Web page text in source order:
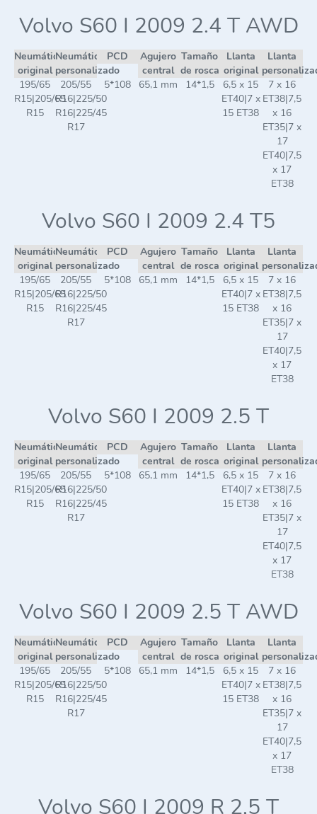
Volvo S60 I 2009 2.4 T AWD
Neumático
original
Neumático
personalizado
PCD
Agujero
central
Tamaño
de rosca
Llanta
original
Llanta
195/65
R15|205/65
R15
205/55
R16|225/50
R16|225/45
R17
5*108 65,1 mm 14*1,5
6,5 x 15
ET40|7 x
15 ET38
7 x 16
ET38|7,5
x 16
ET35|7 x
17
ET40|7,5
x 17
ET38
Volvo S60 I 2009 2.4 T5
Neumático
original
Neumático
personalizado
PCD
Agujero
central
Tamaño
de rosca
Llanta
original
Llanta
195/65
R15|205/65
R15
205/55
R16|225/50
R16|225/45
R17
5*108 65,1 mm 14*1,5
6,5 x 15
ET40|7 x
15 ET38
7 x 16
ET38|7,5
x 16
ET35|7 x
17
ET40|7,5
x 17
ET38
Volvo S60 I 2009 2.5 T
Neumático
original
Neumático
personalizado
PCD
Agujero
central
Tamaño
de rosca
Llanta
original
Llanta
195/65
R15|205/65
R15
205/55
R16|225/50
R16|225/45
R17
5*108 65,1 mm 14*1,5
6,5 x 15
ET40|7 x
15 ET38
7 x 16
ET38|7,5
x 16
ET35|7 x
17
ET40|7,5
x 17
ET38
Volvo S60 I 2009 2.5 T AWD
Neumático
original
Neumático
personalizado
PCD
Agujero
central
Tamaño
de rosca
Llanta
original
Llanta
195/65
R15|205/65
R15
205/55
R16|225/50
R16|225/45
R17
5*108 65,1 mm 14*1,5
6,5 x 15
ET40|7 x
15 ET38
7 x 16
ET38|7,5
x 16
ET35|7 x
17
ET40|7,5
x 17
ET38
Volvo S60 I 2009 R 2,5 T